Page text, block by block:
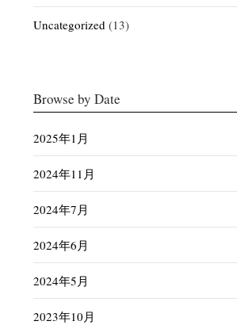
Uncategorized (13)
Browse by Date
2025年1月
2024年11月
2024年7月
2024年6月
2024年5月
2023年10月